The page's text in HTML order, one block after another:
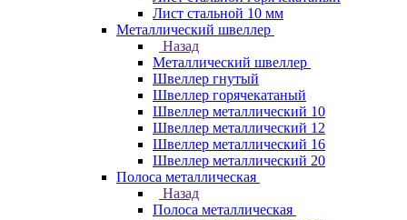
Лист стальной 10 мм
Металлический швеллер
Назад
Металлический швеллер
Швеллер гнутый
Швеллер горячекатаный
Швеллер металлический 10
Швеллер металлический 12
Швеллер металлический 16
Швеллер металлический 20
Полоса металлическая
Назад
Полоса металлическая